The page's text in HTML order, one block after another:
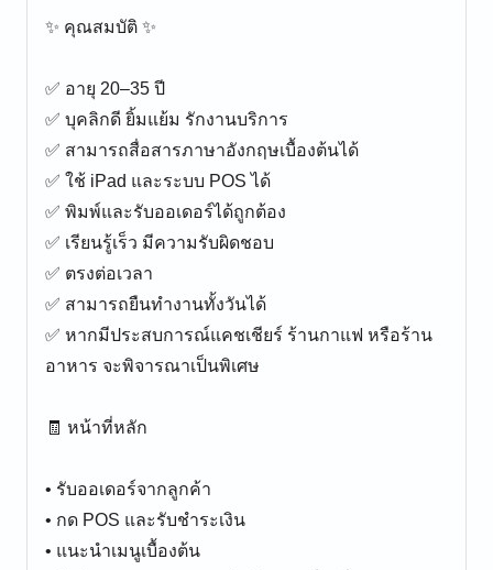
✨ คุณสมบัติ ✨
✅ อายุ 20–35 ปี
✅ บุคลิกดี ยิ้มแย้ม รักงานบริการ
✅ สามารถสื่อสารภาษาอังกฤษเบื้องต้นได้
✅ ใช้ iPad และระบบ POS ได้
✅ พิมพ์และรับออเดอร์ได้ถูกต้อง
✅ เรียนรู้เร็ว มีความรับผิดชอบ
✅ ตรงต่อเวลา
✅ สามารถยืนทำงานทั้งวันได้
✅ หากมีประสบการณ์แคชเชียร์ ร้านกาแฟ หรือร้าน
อาหาร จะพิจารณาเป็นพิเศษ
🧾 หน้าที่หลัก
• รับออเดอร์จากลูกค้า
• กด POS และรับชำระเงิน
• แนะนำเมนูเบื้องต้น